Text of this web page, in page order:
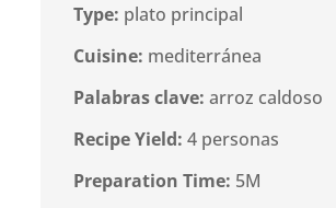
Type: plato principal
Cuisine: mediterránea
Palabras clave:arroz caldoso
Recipe Yield:4 personas
Preparation Time: 5M